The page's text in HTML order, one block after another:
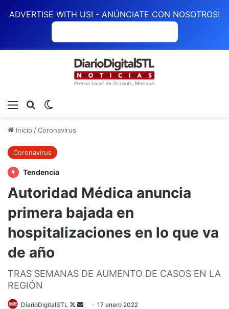
ADVERTISE WITH US! - ANÚNCIATE CON NOSOTROS!
Menú Buscar
Inicio /Coronavirus
Coronavirus
Tendencia
Autoridad Médica anuncia
primera bajada en
hospitalizaciones en lo que va
de año
TRAS SEMANAS DE AUMENTO DE CASOS EN LA
REGIÓN
DiarioDigitalSTL
Follow
Send17 enero 2022